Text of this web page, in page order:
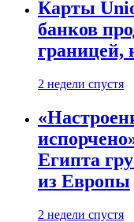
Карты
банков
границей,
2 недели спустя
Египта
из Европы
2 недели спустя